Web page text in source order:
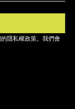
隱私權政策。我們會